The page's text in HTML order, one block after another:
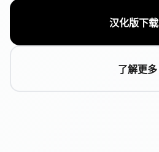
汉化版下载
了解更多